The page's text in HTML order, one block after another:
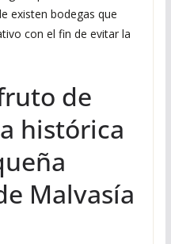
existen bodegas que
con el fin de evitar la
de
histórica
Malvasía